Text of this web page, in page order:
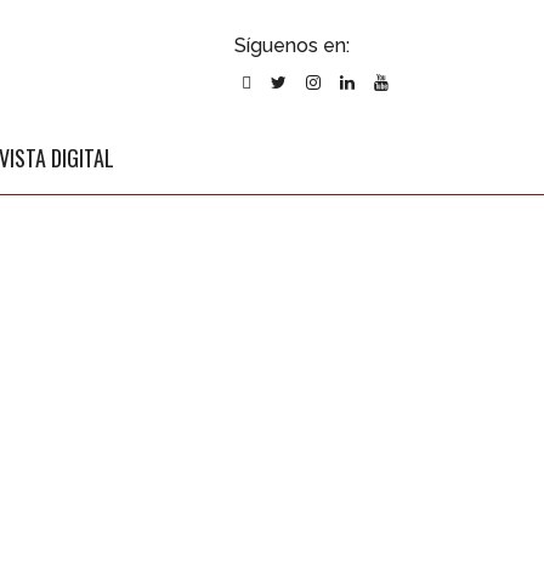
Síguenos en:
DIGITAL